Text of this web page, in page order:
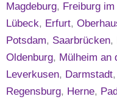
Magdeburg, Freiburg
Lübeck, Erfurt,
Potsdam, Saarbrücken,
Oldenburg, Mülheim an
Leverkusen, Darmstadt,
Regensburg, Herne,